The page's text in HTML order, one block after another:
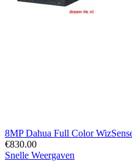
8MP Dahua Full Color
€830.00
Snelle Weergaven